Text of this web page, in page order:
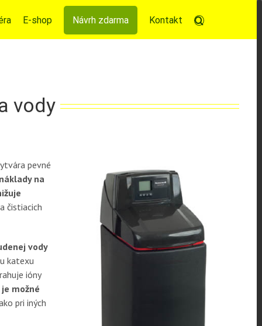
E-shop Návrh zdarma Kontakt
vody
pevné
na
čistiacich
vody
katexu
ióny
možné
pri iných